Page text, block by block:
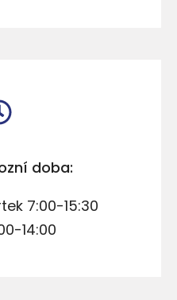
doba:
7:00-15:30
14:00